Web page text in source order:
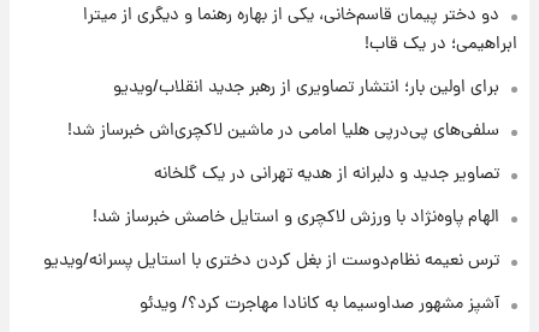
افشای محل پناهگاه‌ رهبر شهید روی آنتن زنده
تلویزیون/ویدیو
۲۲ ساعت پیش
ثریا اسفندیاری بعد از طلاق و در دیدار با گروه
بیتلز
۲۲ ساعت پیش
ادعای جنجالی درباره اینفانتینو؛ اتهام پرداخت
دو دختر پیمان قاسم‌خانی، یکی از بهاره رهنما و دیگری از میترا
ابراهیمی؛ در یک قاب!
برای اولین بار؛ انتشار تصاویری از رهبر جدید انقلاب/ویدیو
سلفی‌های پی‌درپی هلیا امامی در ماشین لاکچری‌اش خبرساز شد!
تصاویر جدید و دلبرانه از هدیه تهرانی در یک گلخانه
الهام پاوه‌نژاد با ورزش لاکچری و استایل خاصش خبرساز شد!
ترس نعیمه نظام‌دوست از بغل کردن دختری با استایل پسرانه/ویدیو
آشپز مشهور صداوسیما به کانادا مهاجرت کرد؟/ ویدئو